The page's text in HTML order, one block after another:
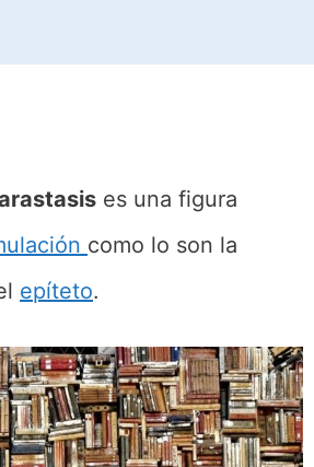
es una figura
como lo son la
epíteto.